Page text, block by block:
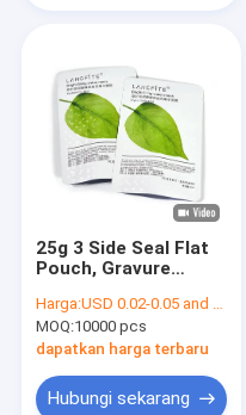
Rol Film Bantalan Udara
Tas Bantal Kolom Udara
Kemasan Bantal Kertas
25g 3 Side Seal Flat
Pouch, Gravure
Packaging Bag
Harga:USD 0.02-0.05 and negotiation
MOQ:10000 pcs
dapatkan harga terbaru
Hubungi sekarang